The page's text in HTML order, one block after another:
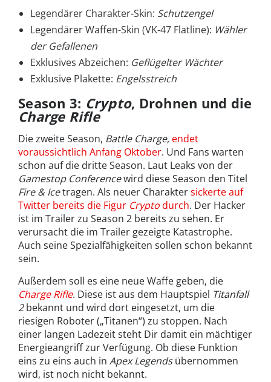
Legendärer Charakter-Skin: Schutzengel
Legendärer Waffen-Skin (VK-47 Flatline): Wähler
der Gefallenen
Exklusives Abzeichen: Geflügelter Wächter
Exklusive Plakette: Engelsstreich
Season 3: Crypto, Drohnen und die
Charge Rifle
Die zweite Season, Battle Charge, endet
voraussichtlich Anfang Oktober. Und Fans warten
schon auf die dritte Season. Laut Leaks von der
Gamestop Conferencewird diese Season den Titel
Fire & Icetragen. Als neuer Charaktersickerte auf
Twitter bereits die Figur Cryptodurch. Der Hacker
ist im Trailer zu Season 2 bereits zu sehen. Er
verursacht die im Trailer gezeigte Katastrophe.
Auch seine Spezialfähigkeiten sollen schon bekannt
sein.
Außerdem soll es eine neue Waffe geben, die
Charge Rifle. Diese ist aus dem Hauptspiel Titanfall
2bekannt und wird dort eingesetzt, um die
riesigen Roboter („Titanen“) zu stoppen. Nach
einer langen Ladezeit steht Dir damit ein mächtiger
Energieangriff zur Verfügung. Ob diese Funktion
eins zu eins auch in Apex Legendsübernommen
wird, ist noch nicht bekannt.